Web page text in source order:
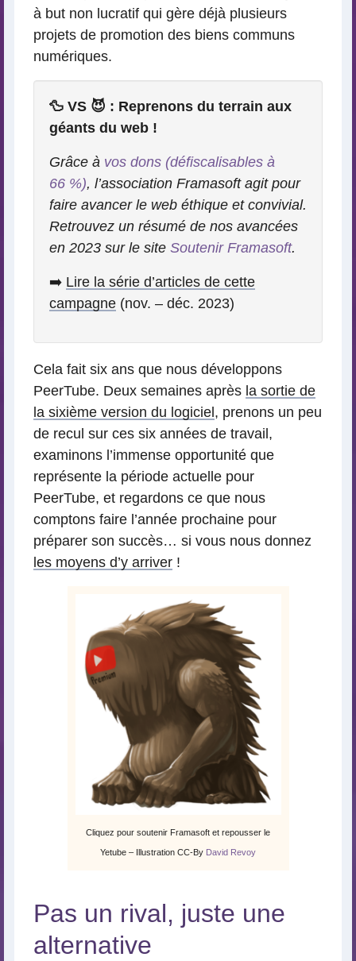
à but non lucratif qui gère déjà plusieurs
projets de promotion des biens communs
numériques.
🦆 VS 😈 : Reprenons du terrain aux
géants du web !
Grâce à vos dons (défiscalisables à
66 %), l’association Framasoft agit pour
faire avancer le web éthique et convivial.
Retrouvez un résumé de nos avancées
en 2023 sur le site Soutenir Framasoft.
➡️ Lire la série d’articles de cette
campagne (nov. – déc. 2023)
Cela fait six ans que nous développons
PeerTube. Deux semaines après la sortie de
la sixième version du logiciel , prenons un peu
de recul sur ces six années de travail,
examinons l’immense opportunité que
représente la période actuelle pour
PeerTube, et regardons ce que nous
comptons faire l’année prochaine pour
préparer son succès… si vous nous donnez
les moyens d’y arriver !
Cliquez pour soutenir Framasoft et repousser le
Yetube – Illustration CC-By David Revoy
Pas un rival, juste une
alternative